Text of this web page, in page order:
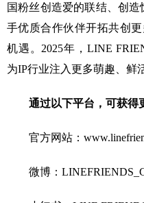
国粉丝创造爱的联结、创
手优质合作伙伴开拓共创
机遇。2025年，LINE
为IP行业注入更多萌趣、鲜
通过以下平台，可获得
官方网站：
微博：